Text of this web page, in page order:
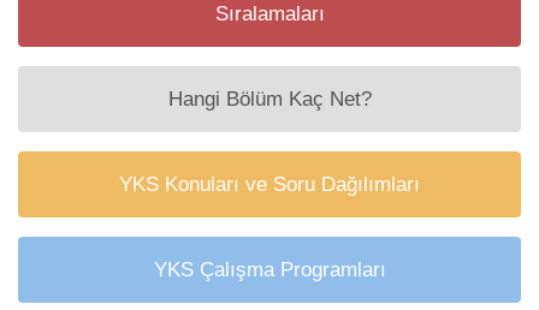
Sıralamaları
Hangi Bölüm Kaç Net?
YKS Konuları ve Soru Dağılımları
YKS Çalışma Programları